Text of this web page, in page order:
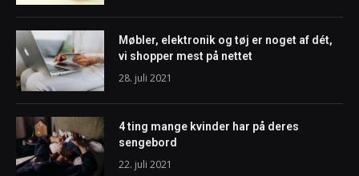
Møbler, elektronik og tøj er noget af dét,
vi shopper mest på nettet
28. juli 2021
4 ting mange kvinder har på deres
sengebord
22. juli 2021